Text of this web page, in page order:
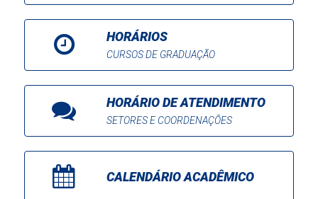
HORÁRIOS
CURSOS DE GRADUAÇÃO
HORÁRIO DE ATENDIMENTO
SETORES E COORDENAÇÕES
CALENDÁRIO ACADÊMICO